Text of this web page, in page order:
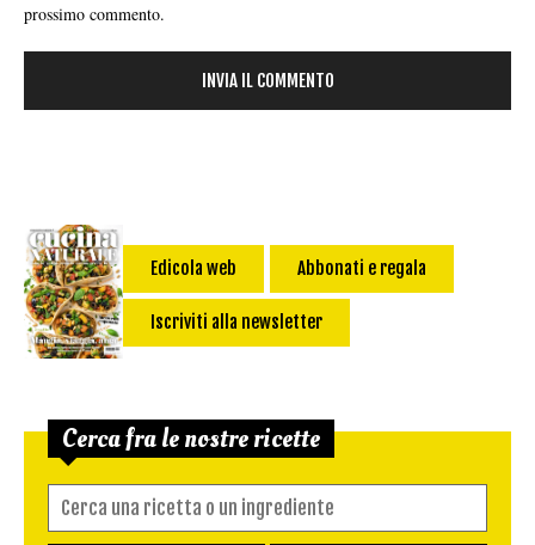
prossimo commento.
Edicola web Abbonati e regala
Iscriviti alla newsletter
Cerca fra le nostre ricette